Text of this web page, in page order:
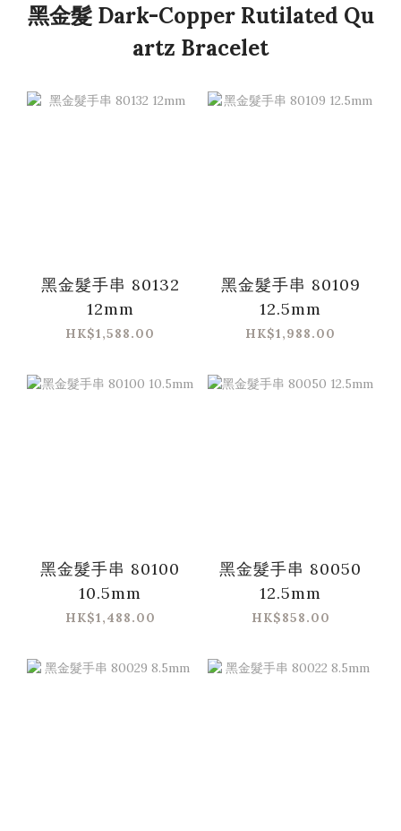
黑金髮 Dark-Copper Rutilated Qu
artz Bracelet
黑金髮手串 80132
12mm
HK$1,588.00
黑金髮手串 80109
12.5mm
HK$1,988.00
黑金髮手串 80100
10.5mm
HK$1,488.00
黑金髮手串 80050
12.5mm
HK$858.00